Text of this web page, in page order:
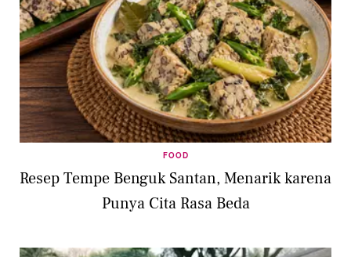
FOOD
Resep Tempe Benguk Santan, Menarik karena
Punya Cita Rasa Beda